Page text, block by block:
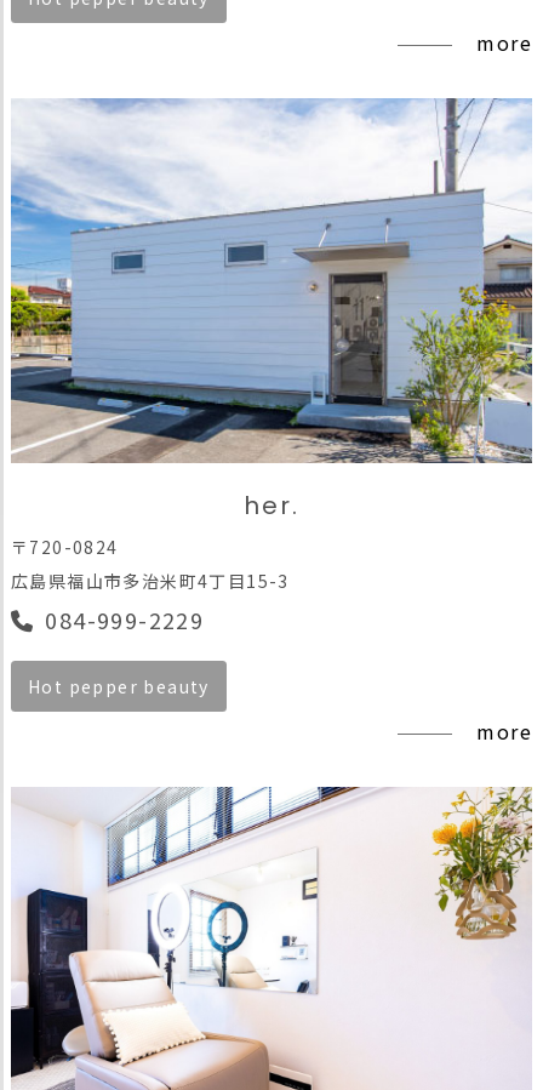
more
her.
〒720-0824
広島県福山市多治米町4丁目15-3
084-999-2229
Hot pepper beauty
more